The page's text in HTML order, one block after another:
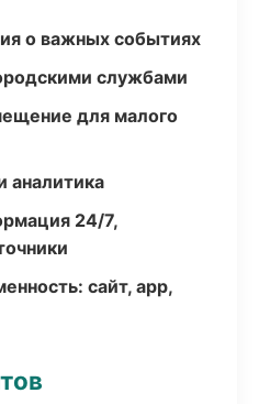
о важных событиях
службами
для малого
аналитика
24/7,
сайт, app,